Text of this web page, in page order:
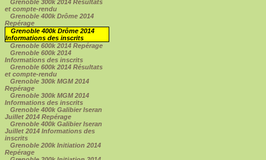
Grenoble 300k 2014 Résultats
et compte-rendu
Grenoble 400k Drôme 2014
Repérage
Grenoble 400k Drôme 2014
Informations des inscrits
Grenoble 600k 2014 Repérage
Grenoble 600k 2014
Informations des inscrits
Grenoble 600k 2014 Résultats
et compte-rendu
Grenoble 300k MGM 2014
Repérage
Grenoble 300k MGM 2014
Informations des inscrits
Grenoble 400k Galibier Iseran
Juillet 2014 Repérage
Grenoble 400k Galibier Iseran
Juillet 2014 Informations des
inscrits
Grenoble 200k Initiation 2014
Repérage